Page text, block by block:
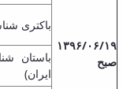
۱۳۹۶/۰۶/۱۹
صبح
باکتری
باستان
ایران)